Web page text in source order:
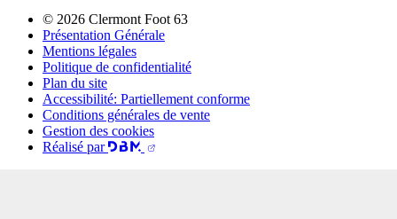
© 2026 Clermont Foot 63
Présentation Générale
Mentions légales
Politique de confidentialité
Plan du site
Accessibilité: Partiellement conforme
Conditions générales de vente
Gestion des cookies
Réalisé par